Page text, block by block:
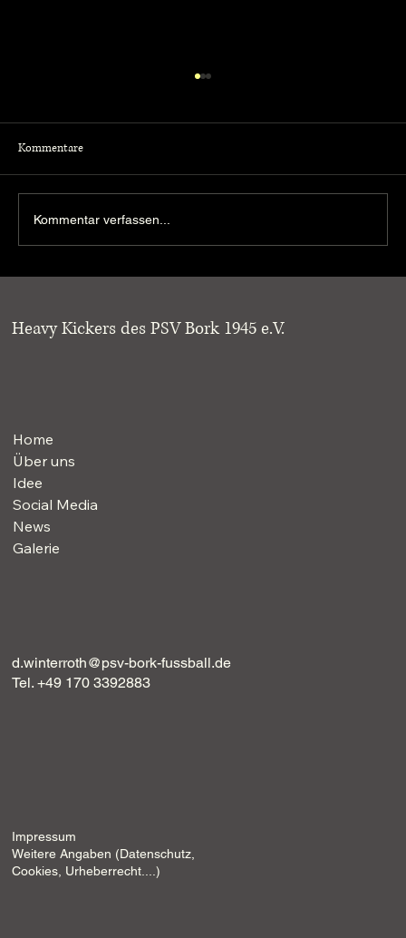
Kommentare
Kommentar verfassen...
Heavy Kickers des PSV Bork 1945 e.V.
d.winterroth@psv-bork-fussball.de
Tel. +49 170 3392883
Home
Über uns
Idee
Social Media
News
Galerie
Impressum
Weitere Angaben (Datenschutz,
Cookies, Urheberrecht....)